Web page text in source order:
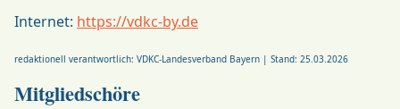
Internet: https://vdkc-by.de
redaktionell verantwortlich: VDKC-Landesverband Bayern | Stand: 25.03.2026
Mitgliedschöre